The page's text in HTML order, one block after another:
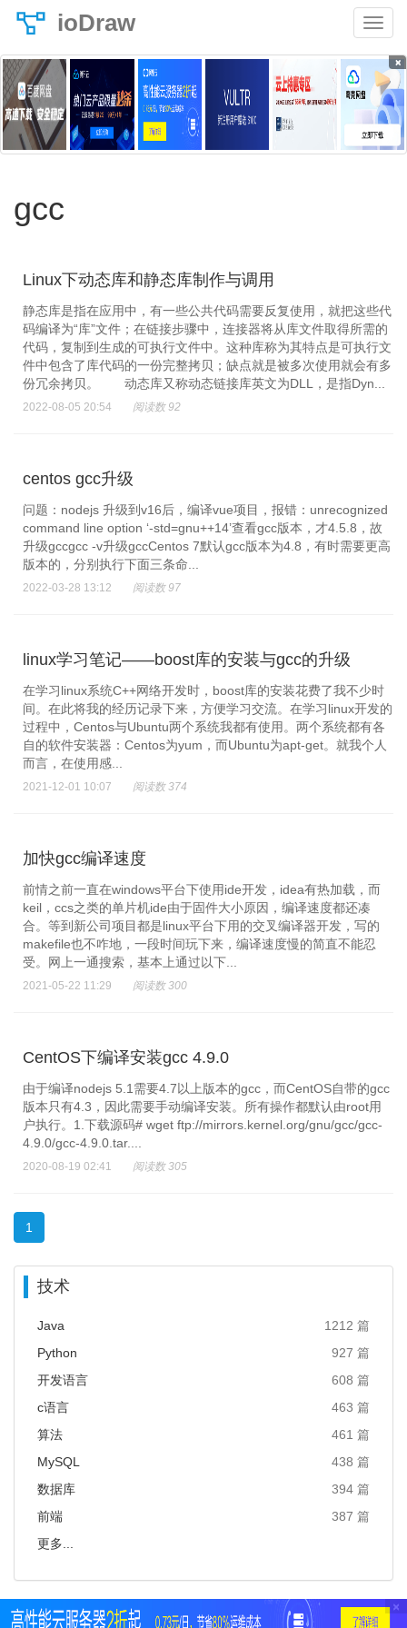
ioDraw
×
gcc
Linux下动态库和静态库制作与调用
静态库是指在应用中，有一些公共代码需要反复使用，就把这些代
码编译为“库”文件；在链接步骤中，连接器将从库文件取得所需的
代码，复制到生成的可执行文件中。这种库称为其特点是可执行文
件中包含了库代码的一份完整拷贝；缺点就是被多次使用就会有多
份冗余拷贝。 动态库又称动态链接库英文为DLL，是指Dyn...
2022-08-05 20:54 阅读数 92
centos gcc升级
问题：nodejs 升级到v16后，编译vue项目，报错：unrecognized
command line option ‘-std=gnu++14’查看gcc版本，才4.5.8，故
升级gccgcc -v升级gccCentos 7默认gcc版本为4.8，有时需要更高
版本的，分别执行下面三条命...
2022-03-28 13:12 阅读数 97
linux学习笔记——boost库的安装与gcc的升级
在学习linux系统C++网络开发时，boost库的安装花费了我不少时
间。在此将我的经历记录下来，方便学习交流。在学习linux开发的
过程中，Centos与Ubuntu两个系统我都有使用。两个系统都有各
自的软件安装器：Centos为yum，而Ubuntu为apt-get。就我个人
而言，在使用感...
2021-12-01 10:07 阅读数 374
加快gcc编译速度
前情之前一直在windows平台下使用ide开发，idea有热加载，而
keil，ccs之类的单片机ide由于固件大小原因，编译速度都还凑
合。等到新公司项目都是linux平台下用的交叉编译器开发，写的
makefile也不咋地，一段时间玩下来，编译速度慢的简直不能忍
受。网上一通搜索，基本上通过以下...
2021-05-22 11:29 阅读数 300
CentOS下编译安装gcc 4.9.0
由于编译nodejs 5.1需要4.7以上版本的gcc，而CentOS自带的gcc
版本只有4.3，因此需要手动编译安装。所有操作都默认由root用
户执行。1.下载源码# wget ftp://mirrors.kernel.org/gnu/gcc/gcc-
4.9.0/gcc-4.9.0.tar....
2020-08-19 02:41 阅读数 305
1
技术
Java
1212 篇
Python
927 篇
开发语言
608 篇
c语言
463 篇
算法
461 篇
MySQL
438 篇
数据库
394 篇
前端
387 篇
更多...
×